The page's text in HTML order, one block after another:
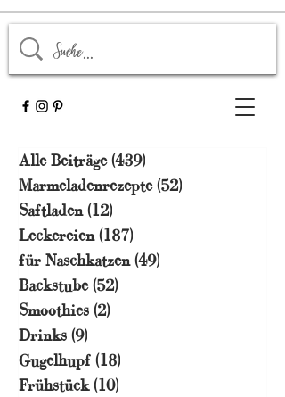
Alle Beiträge (439)
Marmeladenrezepte (52)
Saftladen (12)
Leckereien (187)
für Naschkatzen (49)
Backstube (52)
Smoothies (2)
Drinks (9)
Gugelhupf (18)
Frühstück (10)